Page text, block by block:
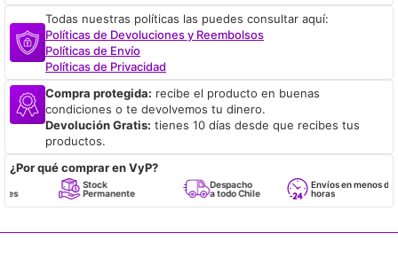
Todas nuestras políticas las puedes consultar aquí:
Políticas de Devoluciones y Reembolsos
Políticas de Envío
Políticas de Privacidad
Compra protegida: recibe el producto en buenas
condiciones o te devolvemos tu dinero.
Devolución Gratis: tienes 10 días desde que recibes tus
productos.
¿Por qué comprar en VyP?
Stock
Permanente
Despacho
a todo Chile
Envíos en menos de 24
horas